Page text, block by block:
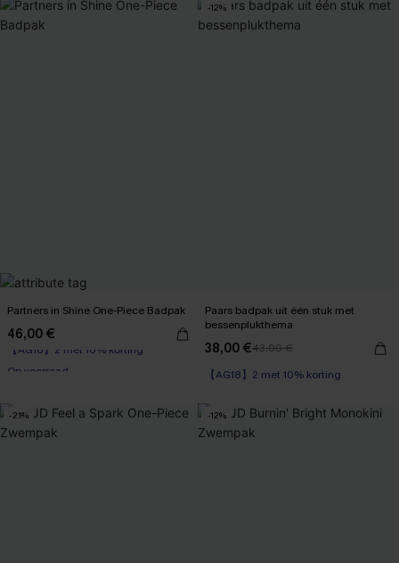
Partners in Shine One-Piece Badpak
46,00 €
【AG18】2 met 10% korting
-12%
Paars badpak uit één stuk met
bessenplukthema
38,00 €43,00 €
【AG18】2 met 10% korting
-21% -12%